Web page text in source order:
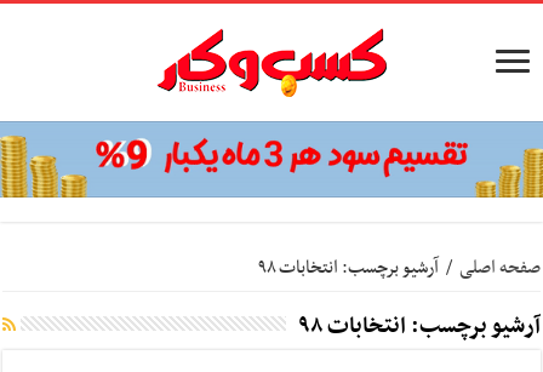
صفحه اصلی / آرشیو برچسب: انتخابات ۹۸
آرشیو برچسب:انتخابات ۹۸